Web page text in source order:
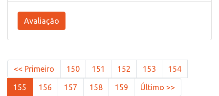
Avaliação
<< Primeiro 150 151 152 153 154
155 156 157 158 159 Último >>